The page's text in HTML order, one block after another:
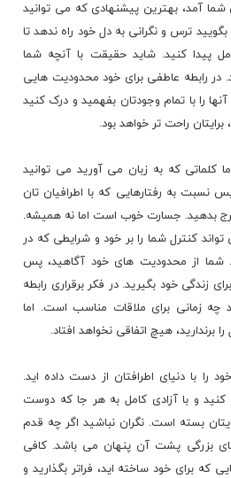
آمد، بهترین پیشنهادی که می توانید
ترس و نگرانی به دل خود راه ندهد تا
پیدا کنید. شاید حقیقت با آنچه شما
در رابطه عاطفی برای خود محدودیت هایی
را با تمام وجودتان بفهمید و درک کنید
برایتان راحت تر خواهد بود.
کلماتی که به زبان می آورید می توانید
پس نسبت به رفتارهایی که با اطرافیان تان
بدهید. جسارت خوب است اما نه همیشه.
کنترل شما را بر خود و شرایطی که در
شما از محدودیت های خود آگاهید، پس
زندگی خود بگیرید. در فکر برقراری رابطه
چه زمانی برای ملاقات مناسب است. اما
برندارید، هیچ اتفاقی نخواهد افتاد.
را با دنیای اطرافتان از دست داده اید.
کنید و با آزادی کامل به هر جا که دوست
بسته است. نگران نباشید اگر چه قدم
بزرگی پشت آن پنهان می باشد. کافی
که برای خود ساخته اید، فراتر بگذارید و